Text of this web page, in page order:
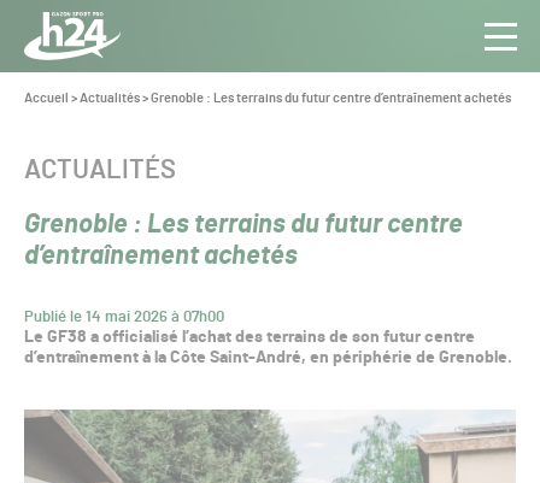
Panneau de gestion des cookies
Aller au contenu
Toute
l’info
Pro
Vous
Accueil >Actualités>Grenoble : Les terrains du futur centre d’entraînement achetés
Grenoble : Les terrains du futur centre
d’entraînement achetés
Publié le 14 mai 2026 à 07h00
CATÉGORIE :
ACTUALITÉS
Le GF38 a officialisé l’achat des terrains de son futur centre
d’entraînement à la Côte Saint-André, en périphérie de Grenoble.